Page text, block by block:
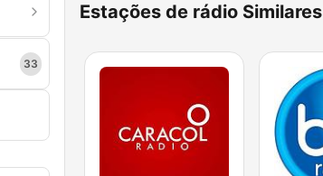
33
Estações de rádio Similares